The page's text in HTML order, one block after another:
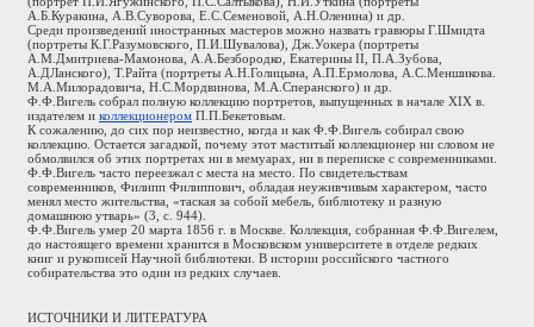
А.Б.Куракина, А.В.Суворова, Е.С.Семеновой, А.Н.Оленина) и др.
Среди произведений иностранных мастеров можно назвать гравюры Г.Шмидта
(портреты К.Г.Разумовского, П.И.Шувалова), Дж.Уокера (портреты
А.М.Дмитриева-Мамонова, А.А.Безбородко, Екатерины II, П.А.Зубова,
А.ДЛанского), Т.Райта (портреты А.Н.Голицына, А.П.Ермолова, А.С.Меншикова.
М.А.Милорадовича, Н.С.Мордвинова, М.А.Сперанского) и др.
Ф.Ф.Вигель собрал полную коллекцию портретов, выпущенных в начале XIX в.
издателем и коллекционером П.П.Бекетовым.
К сожалению, до сих пор неизвестно, когда и как Ф.Ф.Вигель собирал свою
коллекцию. Остается загадкой, почему этот маститый коллекционер ни словом не
обмолвился об этих портретах ни в мемуарах, ни в переписке с современниками.
Ф.Ф.Вигель часто переезжал с места на место. По свидетельствам
современников, Филипп Филиппович, обладая неуживчивым характером, часто
менял место жительства, «таская за собой мебель, библиотеку и разную
домашнюю утварь» (3, с. 944).
Ф.Ф.Вигель умер 20 марта 1856 г. в Москве. Коллекция, собранная Ф.Ф.Вигелем,
до настоящего времени хранится в Московском университете в отделе редких
книг и рукописей Научной библиотеки. В истории российского частного
собирательства это один из редких случаев.
ИСТОЧНИКИ И ЛИТЕРАТУРА